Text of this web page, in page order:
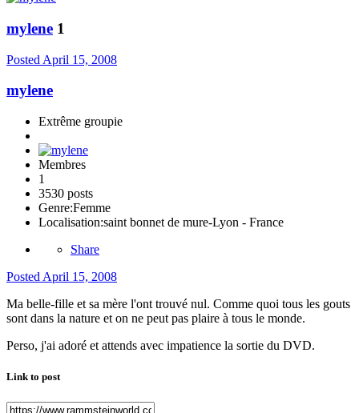
mylene 1
Posted April 15, 2008
mylene
Extrême groupie
Membres
1
3530 posts
Genre:Femme
Localisation:saint bonnet de mure-Lyon - France
Share
Posted April 15, 2008
Ma belle-fille et sa mère l'ont trouvé nul. Comme quoi tous les gouts
sont dans la nature et on ne peut pas plaire à tous le monde.
Perso, j'ai adoré et attends avec impatience la sortie du DVD.
Link to post